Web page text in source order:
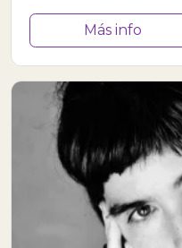
Más info